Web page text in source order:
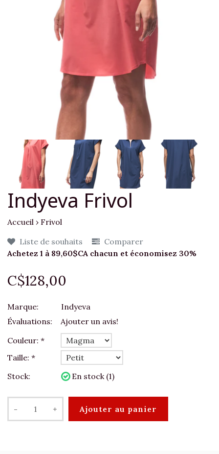
Indyeva Frivol
Accueil › Frivol
Liste de souhaits
Comparer
Achetez 1 à 89,60$CA chacun et économisez 30%
C$128,00
Marque:
Indyeva
Évaluations:
Ajouter un avis!
Couleur: *
Taille: *
Stock:
En stock (1)
- + Ajouter au panier